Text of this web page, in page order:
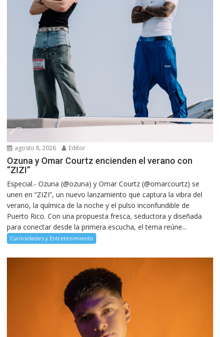
agosto 8, 2026 Editor
Ozuna y Omar Courtz encienden el verano con
“ZIZI”
Especial.- Ozuna (@ozuna) y Omar Courtz (@omarcourtz) se
unen en “ZIZI”, un nuevo lanzamiento que captura la vibra del
verano, la química de la noche y el pulso inconfundible de
Puerto Rico. Con una propuesta fresca, seductora y diseñada
para conectar desde la primera escucha, el tema reúne...
Curiosidades y Entretenimiento